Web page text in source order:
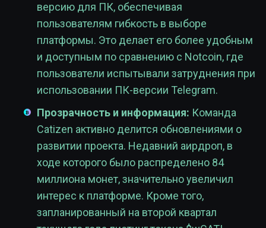
версию для ПК, обеспечивая
пользователям гибкость в выборе
платформы. Это делает его более удобным
и доступным по сравнению с Notcoin, где
пользователи испытывали затруднения при
использовании ПК-версии Telegram.
Прозрачность и информация: Команда
Catizen активно делится обновлениями о
развитии проекта. Недавний аирдроп, в
ходе которого было распределено 84
миллиона монет, значительно увеличил
интерес к платформе. Кроме того,
запланированный на второй квартал